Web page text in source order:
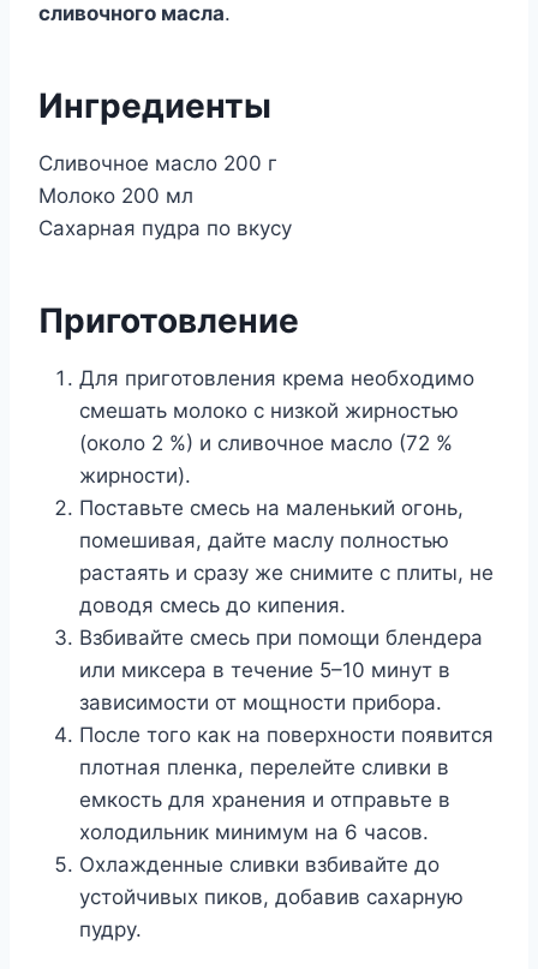
сливочного масла.
Ингредиенты
Сливочное масло 200 г
Молоко 200 мл
Сахарная пудра по вкусу
Приготовление
Для приготовления крема необходимо
смешать молоко с низкой жирностью
(около 2 %) и сливочное масло (72 %
жирности).
Поставьте смесь на маленький огонь,
помешивая, дайте маслу полностью
растаять и сразу же снимите с плиты, не
доводя смесь до кипения.
Взбивайте смесь при помощи блендера
или миксера в течение 5–10 минут в
зависимости от мощности прибора.
После того как на поверхности появится
плотная пленка, перелейте сливки в
емкость для хранения и отправьте в
холодильник минимум на 6 часов.
Охлажденные сливки взбивайте до
устойчивых пиков, добавив сахарную
пудру.